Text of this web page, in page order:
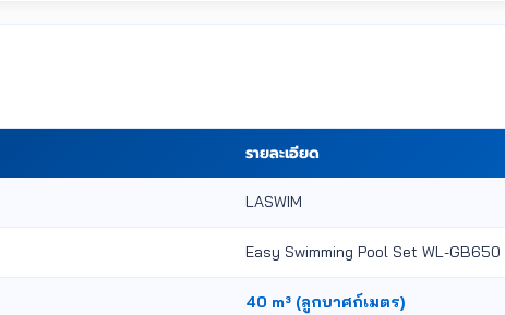
รายละเอียด
LASWIM
Easy Swimming Pool Set WL-GB650
40 m³ (ลูกบาศก์เมตร)